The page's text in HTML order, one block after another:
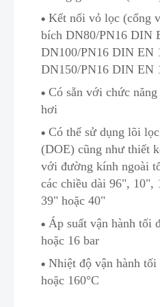
Kết nối vỏ lọc (cổng
bích DN80/PN16 DIN
DN100/PN16 DIN EN
DN150/PN16 DIN EN
Có sẵn với chức
hơi
Có thể sử dụng lõi
(DOE) cũng như thiết
với đường kính ngoài
các chiều dài 96", 10",
39" hoặc 40"
Áp suất vận hành tối
hoặc 16 bar
Nhiệt độ vận hành tối
hoặc 160°C